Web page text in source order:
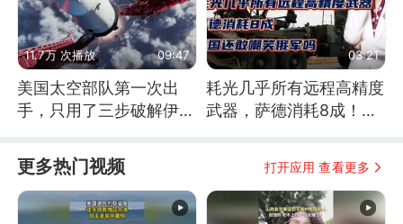
11.7万 次播放 09:47
美国太空部队第一次出
手，只用了三步破解伊朗
03:21
耗光几乎所有远程高精度
武器，萨德消耗8成！美
更多热门视频 打开应用 查看更多